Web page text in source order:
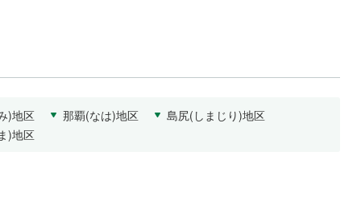
)地区 那覇(なは)地区
島尻(しまじり)地区
)地区